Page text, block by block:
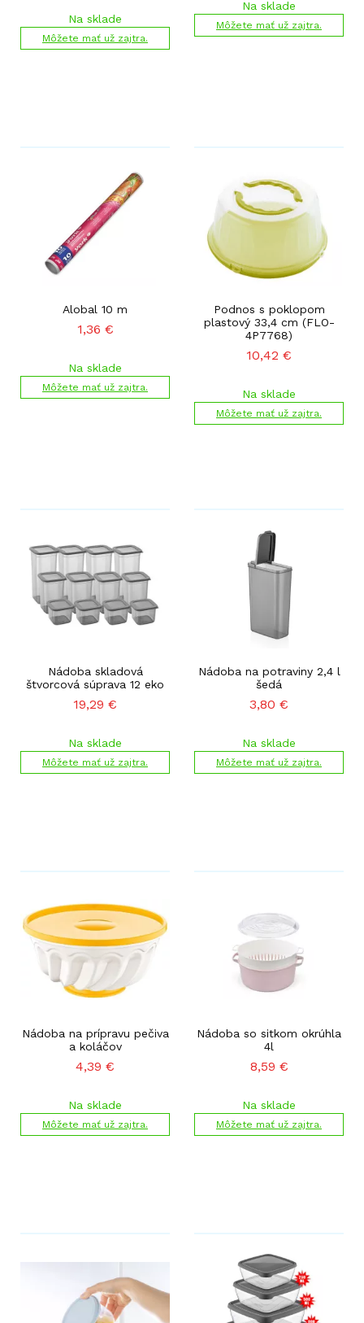
Na sklade
Môžete mať už zajtra.
Na sklade
Môžete mať už zajtra.
Alobal 10 m
1,36 €
Na sklade
Môžete mať už zajtra.
Podnos s poklopom
plastový 33,4 cm (FLO-
4P7768)
10,42 €
Na sklade
Môžete mať už zajtra.
Nádoba skladová
štvorcová súprava 12 eko
19,29 €
Na sklade
Môžete mať už zajtra.
Nádoba na potraviny 2,4 l
šedá
3,80 €
Na sklade
Môžete mať už zajtra.
Nádoba na prípravu pečiva
a koláčov
4,39 €
Na sklade
Môžete mať už zajtra.
Nádoba so sitkom okrúhla
4l
8,59 €
Na sklade
Môžete mať už zajtra.